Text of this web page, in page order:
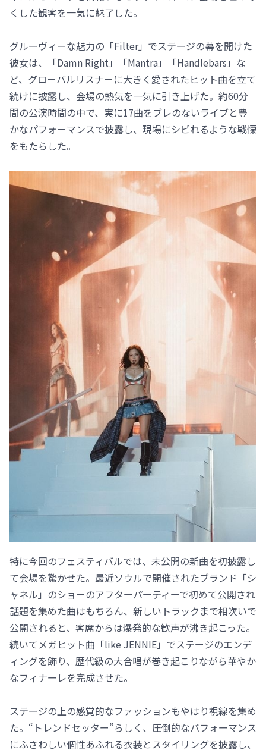
くした観客を一気に魅了した。
グルーヴィーな魅力の「Filter」でステージの幕を開けた
彼女は、「Damn Right」「Mantra」「Handlebars」な
ど、グローバルリスナーに大きく愛されたヒット曲を立て
続けに披露し、会場の熱気を一気に引き上げた。約60分
間の公演時間の中で、実に17曲をブレのないライブと豊
かなパフォーマンスで披露し、現場にシビれるような戦慄
をもたらした。
特に今回のフェスティバルでは、未公開の新曲を初披露し
て会場を驚かせた。最近ソウルで開催されたブランド「シ
ャネル」のショーのアフターパーティーで初めて公開され
話題を集めた曲はもちろん、新しいトラックまで相次いで
公開されると、客席からは爆発的な歓声が沸き起こった。
続いてメガヒット曲「like JENNIE」でステージのエンデ
ィングを飾り、歴代級の大合唱が巻き起こりながら華やか
なフィナーレを完成させた。
ステージの上の感覚的なファッションもやはり視線を集め
た。“トレンドセッター”らしく、圧倒的なパフォーマンス
にふさわしい個性あふれる衣装とスタイリングを披露し、